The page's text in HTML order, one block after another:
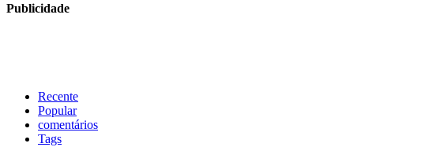
Publicidade
Recente
Popular
comentários
Tags